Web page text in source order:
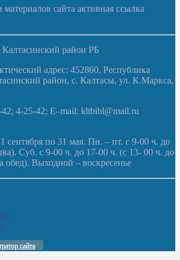
сайта активная ссылка
район РБ
адрес: 452860, Республика
район, с. Калтасы, ул. К.Маркса,
4-25-42; E–mail: kltbibl@mail.ru
сентября по 31 мая. Пн. – пт. с 9-00 ч. до
Суб. с 9-00 ч. до 17-00 ч. (с 13- 00 ч. до
обед). Выходной – воскресенье
сайта